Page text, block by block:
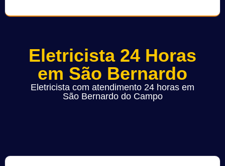
Eletricista 24 Horas
em São Bernardo
Eletricista com atendimento 24 horas em
São Bernardo do Campo